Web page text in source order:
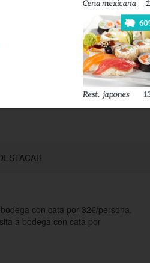
con cata por 32€/persona.
a bodega con cata por